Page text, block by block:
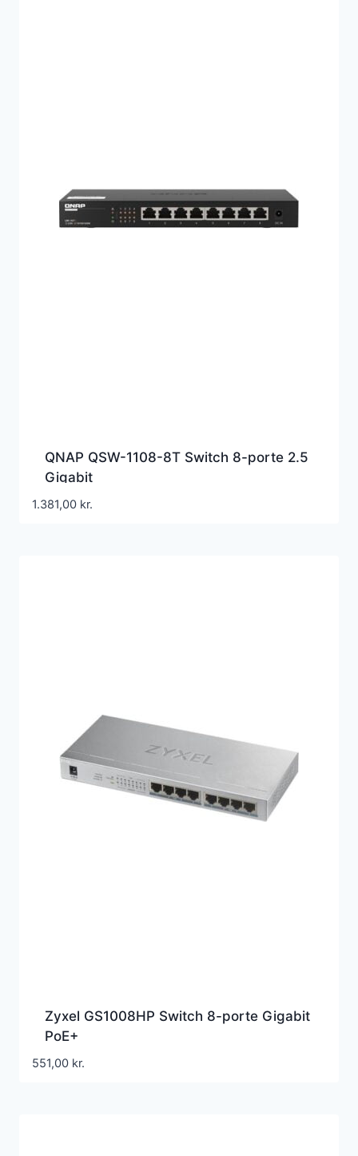
QNAP QSW-1108-8T Switch 8-porte 2.5
Gigabit
1.381,00 kr.
Zyxel GS1008HP Switch 8-porte Gigabit
PoE+
551,00 kr.